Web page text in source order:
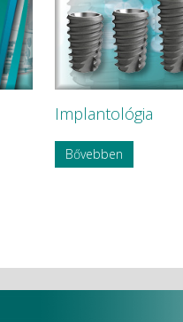
Implantológia
Bővebben